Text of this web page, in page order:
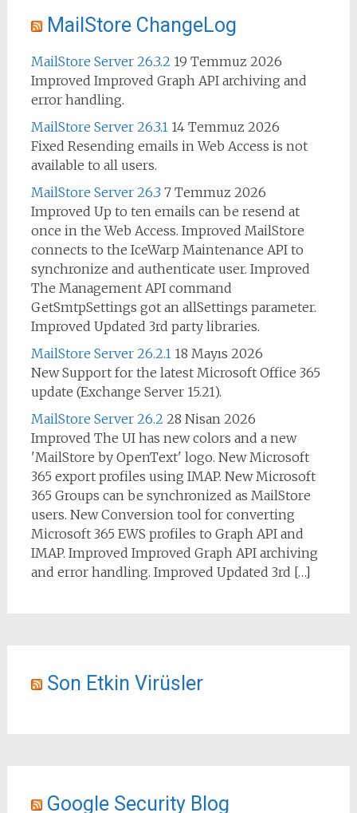
MailStore ChangeLog
MailStore Server 26.3.2 19 Temmuz 2026
Improved Improved Graph API archiving and
error handling.
MailStore Server 26.3.1 14 Temmuz 2026
Fixed Resending emails in Web Access is not
available to all users.
MailStore Server 26.3 7 Temmuz 2026
Improved Up to ten emails can be resend at
once in the Web Access. Improved MailStore
connects to the IceWarp Maintenance API to
synchronize and authenticate user. Improved
The Management API command
GetSmtpSettings got an allSettings parameter.
Improved Updated 3rd party libraries.
MailStore Server 26.2.1 18 Mayıs 2026
New Support for the latest Microsoft Office 365
update (Exchange Server 15.21).
MailStore Server 26.2 28 Nisan 2026
Improved The UI has new colors and a new
'MailStore by OpenText' logo. New Microsoft
365 export profiles using IMAP. New Microsoft
365 Groups can be synchronized as MailStore
users. New Conversion tool for converting
Microsoft 365 EWS profiles to Graph API and
IMAP. Improved Improved Graph API archiving
and error handling. Improved Updated 3rd […]
Son Etkin Virüsler
Google Security Blog